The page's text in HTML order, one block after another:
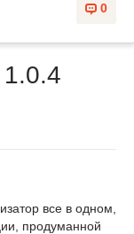
0
все в одном,
продуманной